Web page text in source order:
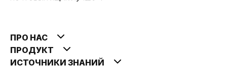
ПРО НАС
ПРОДУКТ
ИСТОЧНИКИ ЗНАНИЙ